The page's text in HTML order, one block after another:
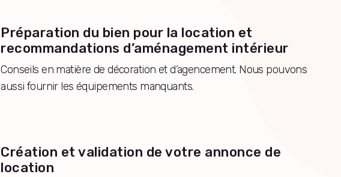
Préparation du bien pour la location et
recommandations d’aménagement intérieur
Conseils en matière de décoration et d’agencement. Nous pouvons
aussi fournir les équipements manquants.
Création et validation de votre annonce de
location